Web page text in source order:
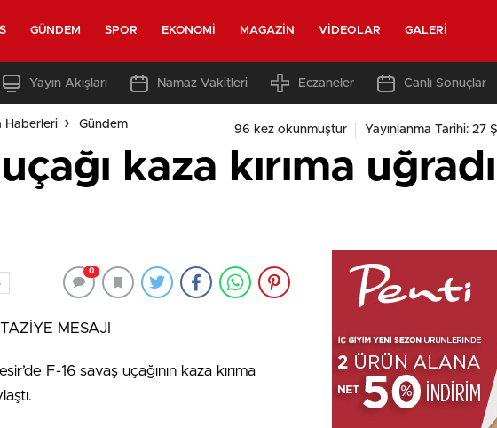
GÜNDEM SPOR EKONOMI MAGAZIN VIDEOLAR GALERI
Yayın Akışları Namaz Vakitleri Eczaneler Canlı Sonuçlar
Haberleri Gündem 96 kez okunmuştur Yayınlanma Tarihi:
kaza kırıma
0
MESAJI
F-16 savaş uçağının kaza kırıma